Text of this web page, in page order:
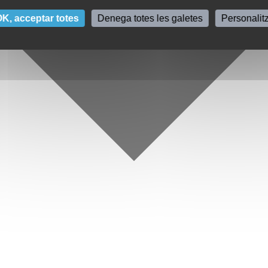
acceptar totes Denega totes les galetes